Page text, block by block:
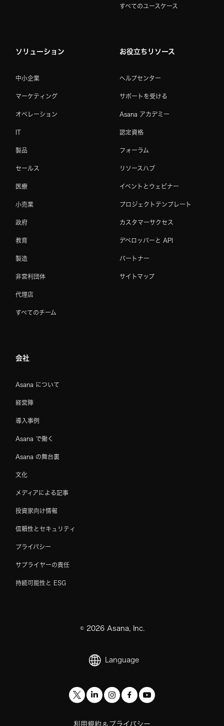
すべてのユースケース
ソリューション
中小企業
マーケティング
オペレーション
IT
製品
セールス
医療
小売業
政府
教育
製造
非営利団体
代理店
すべてのチーム
お役立ちリソース
ヘルプセンター
サポートを受ける
Asana アカデミー
認定資格
フォーラム
リソースハブ
イベントとウェビナー
プロジェクトテンプレート
カスタマーサクセス
デベロッパーと API
パートナー
サイトマップ
会社
Asana について
経営陣
導入事例
Asana で働く
Asana の舞台裏
文化
メディアによる記事
投資家向け情報
信頼性とセキュリティ
プライバシー
サプライヤーの責任
持続可能性と ESG
© 2026Asana, Inc.
Language
利用規約 プライバシー